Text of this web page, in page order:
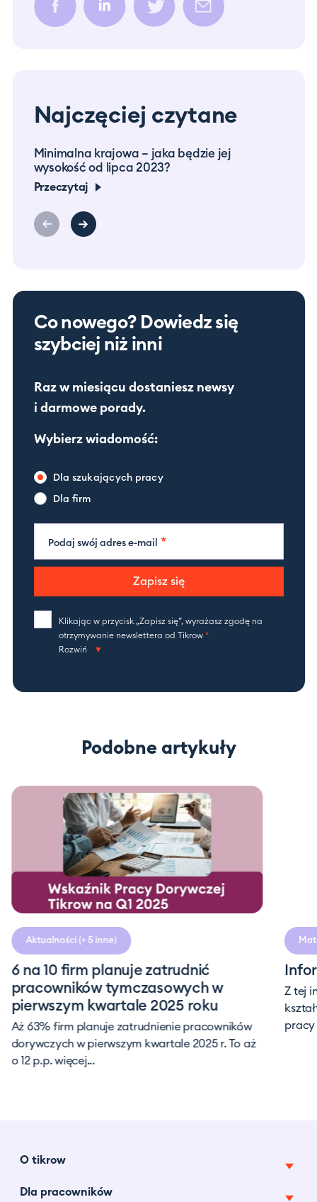
Najczęciej czytane
Minimalna krajowa – jaka będzie jej
wysokość od lipca 2023?
Przeczytaj
Co nowego? Dowiedz się
szybciej niż inni
Raz w miesiącu dostaniesz newsy
i darmowe porady.
Wybierz wiadomość:
Dla szukających pracy
Dla firm
Podaj swój adres e-mail *
Zapisz się
Klikając w przycisk „Zapisz się”, wyrażasz zgodę na
otrzymywanie newslettera od Tikrow *
Rozwiń
Podobne artykuły
Aktualności (+ 5 inne)
6 na 10 firm planuje zatrudnić
pracowników tymczasowych w
pierwszym kwartale 2025 roku
Aż 63% firm planuje zatrudnienie pracowników
dorywczych w pierwszym kwartale 2025 r. To aż
o 12 p.p. więcej...
Z tej
pracy
O tikrow
O nas
Dla pracowników